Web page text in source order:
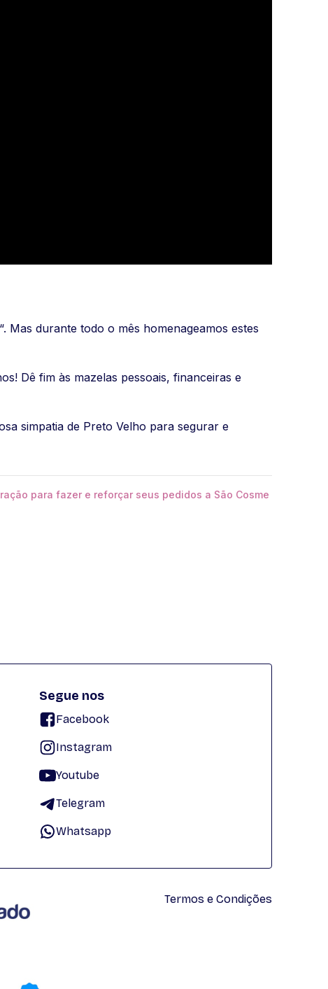
Mas durante todo o mês homenageamos estes
Dê fim às mazelas pessoais, financeiras e
simpatia de Preto Velho para segurar e
para fazer e reforçar seus pedidos a São Cosme
Segue nos
Facebook
Instagram
Youtube
Telegram
Whatsapp
Termos e Condições